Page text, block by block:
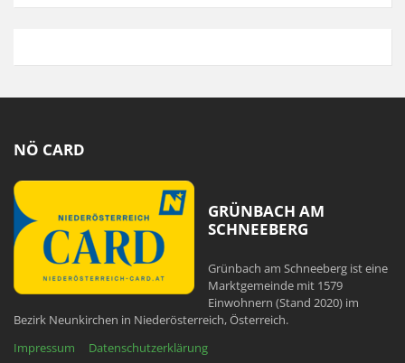
NÖ CARD
GRÜNBACH AM
SCHNEEBERG
Grünbach am Schneeberg ist eine
Marktgemeinde mit 1579
Einwohnern (Stand 2020) im
Bezirk Neunkirchen in Niederösterreich, Österreich.
Impressum
Datenschutzerklärung